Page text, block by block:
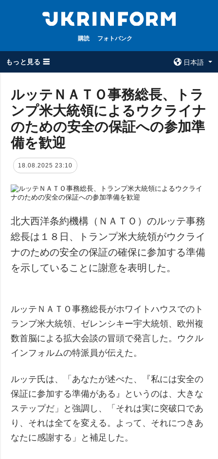
購読 フォトバンク
もっと見る ☰
日本語
全てのトピック
戦争
被占領地
経済・復興
防衛
社会・文化
スポーツ
犯罪
事故・緊急事態
ウクルインフォ
ルム
ウクルインフォル
追加
写真
動画
サービス
ルッテＮＡＴＯ事務総長、トラ
ンプ米大統領によるウクライナ
のための安全の保証への参加準
備を歓迎
18.08.2025 23:10
北大西洋条約機構（ＮＡＴＯ）のルッテ事務
総長は１８日、トランプ米大統領がウクライ
ナのための安全の保証の確保に参加する準備
を示していることに謝意を表明した。
ルッテＮＡＴＯ事務総長がホワイトハウスでのト
ランプ米大統領、ゼレンシキー宇大統領、欧州複
数首脳による拡大会談の冒頭で発言した。ウクル
インフォルムの特派員が伝えた。
ルッテ氏は、「あなたが述べた、『私には安全の
保証に参加する準備がある』というのは、大きな
ステップだ」と強調し、「それは実に突破口であ
り、それは全てを変える。よって、それにつきあ
なたに感謝する」と補足した。